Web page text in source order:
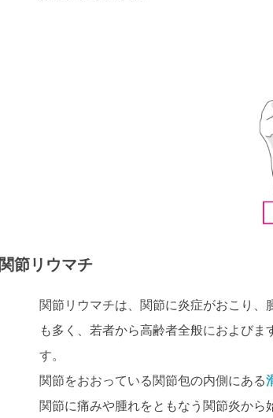
関節リウマチ
関節リウマチは、関節に炎症がおこり
も多く、若者から高齢者全般におよびま
す。
関節をおおっている関節包の内側にある
関節に痛みや腫れをともなう関節炎から